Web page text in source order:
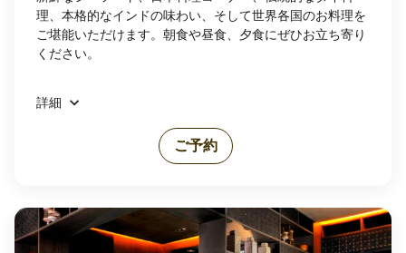
理、本格的なインドの味わい、そして世界各国のお料理を
ご堪能いただけます。朝食や昼食、夕食にぜひお立ち寄り
ください。
詳細
ご予約